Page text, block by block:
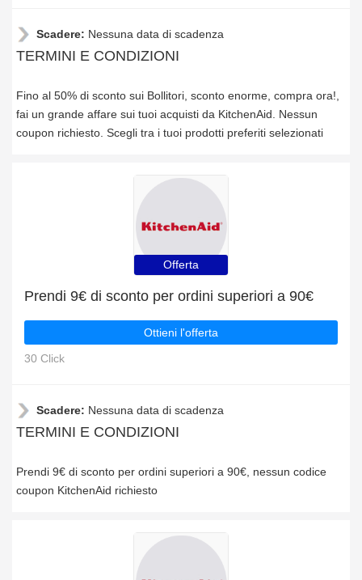
Scadere: Nessuna data di scadenza
TERMINI E CONDIZIONI
Fino al 50% di sconto sui Bollitori, sconto enorme, compra ora!,
fai un grande affare sui tuoi acquisti da KitchenAid. Nessun
coupon richiesto. Scegli tra i tuoi prodotti preferiti selezionati
Offerta
Prendi 9€ di sconto per ordini superiori a 90€
Ottieni l'offerta
30 Click
Scadere: Nessuna data di scadenza
TERMINI E CONDIZIONI
Prendi 9€ di sconto per ordini superiori a 90€, nessun codice
coupon KitchenAid richiesto